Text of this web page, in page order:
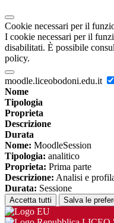
Cookie necessari per il
I cookie necessari per il
disabilitati. È possibile
policy.
moodle.liceobodoni.edu.it
Nome
Tipologia
Proprieta
Descrizione
Durata
Nome: MoodleSession
Tipologia: analitico
Proprieta: Prima parte
Descrizione: Analisi e
Durata: Sessione
Accetta tutti Salva le